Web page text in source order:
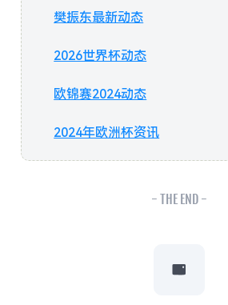
樊振东最新动态
2026世界杯动态
欧锦赛2024动态
2024年欧洲杯资讯
- THE END -